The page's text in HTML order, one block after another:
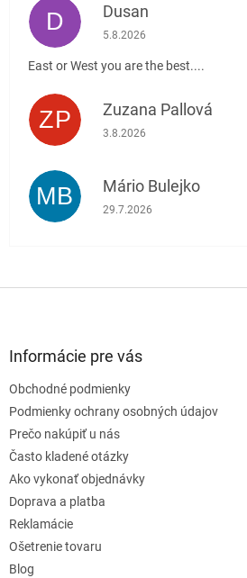
D Dusan
Hodnotenie obchodu je 5
5.8.2026
East or West you are the best....
ZP Zuzana Pallová
Hodnotenie obchodu je 5
3.8.2026
MB Mário Bulejko
Hodnotenie obchodu je 5
29.7.2026
Informácie pre vás
Obchodné podmienky
Podmienky ochrany osobných údajov
Prečo nakúpiť u nás
Často kladené otázky
Ako vykonať objednávky
Doprava a platba
Reklamácie
Ošetrenie tovaru
Blog